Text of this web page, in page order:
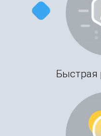
Быстрая